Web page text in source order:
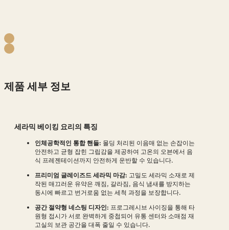
제품 세부 정보
세라믹 베이킹 요리의 특징
인체공학적인 통합 핸들: 몰딩 처리된 이음매 없는 손잡이는
안전하고 균형 잡힌 그립감을 제공하여 고온의 오븐에서 음
식 프레젠테이션까지 안전하게 운반할 수 있습니다.
프리미엄 글레이즈드 세라믹 마감: 고밀도 세라믹 소재로 제
작된 매끄러운 유약은 깨짐, 갈라짐, 음식 냄새를 방지하는
동시에 빠르고 번거로움 없는 세척 과정을 보장합니다.
공간 절약형 네스팅 디자인: 프로그레시브 사이징을 통해 타
원형 접시가 서로 완벽하게 중첩되어 유통 센터와 소매점 재
고실의 보관 공간을 대폭 줄일 수 있습니다.